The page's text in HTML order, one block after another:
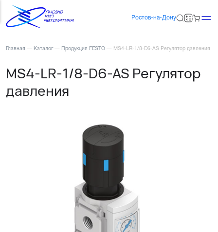
Ростов-на-Дону
Главная — Каталог — Продукция FESTO — MS4-LR-1/8-D6-AS Регулятор давления
MS4-LR-1/8-D6-AS Регулятор
давления